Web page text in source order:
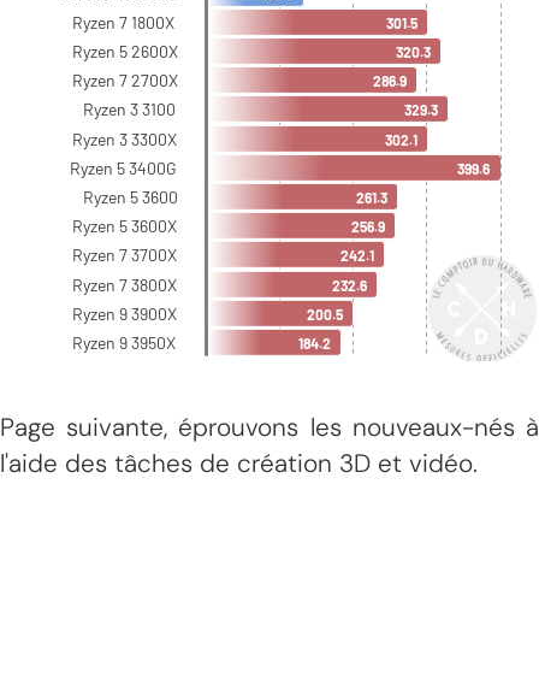
Page suivante, éprouvons les nouveaux-nés à
l'aide des tâches de création 3D et vidéo.